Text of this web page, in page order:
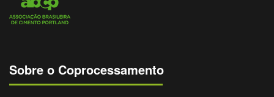
Sobre o Coprocessamento